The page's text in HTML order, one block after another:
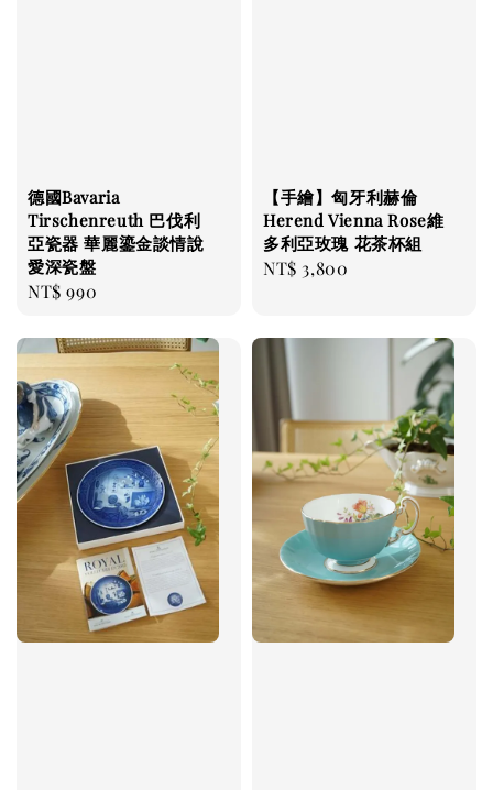
德國Bavaria
Tirschenreuth 巴伐利
亞瓷器 華麗鎏金談情說
愛深瓷盤
Regular
NT$ 990
【手繪】匈牙利赫倫
Herend Vienna Rose維
多利亞玫瑰 花茶杯組
Regular
NT$ 3,800